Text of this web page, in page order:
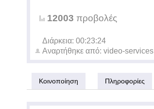
12003 προβολές
Διάρκεια: 00:23:24
Αναρτήθηκε από: video-services
Κοινοποίηση Πληροφορίες